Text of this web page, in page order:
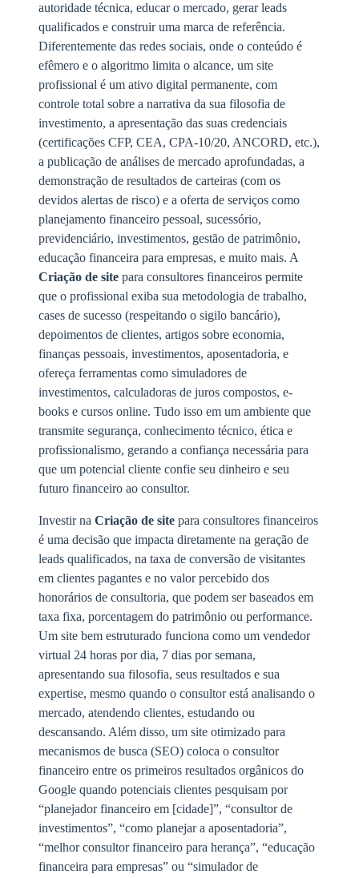
autoridade técnica, educar o mercado, gerar leads
qualificados e construir uma marca de referência.
Diferentemente das redes sociais, onde o conteúdo é
efêmero e o algoritmo limita o alcance, um site
profissional é um ativo digital permanente, com
controle total sobre a narrativa da sua filosofia de
investimento, a apresentação das suas credenciais
(certificações CFP, CEA, CPA-10/20, ANCORD, etc.),
a publicação de análises de mercado aprofundadas, a
demonstração de resultados de carteiras (com os
devidos alertas de risco) e a oferta de serviços como
planejamento financeiro pessoal, sucessório,
previdenciário, investimentos, gestão de patrimônio,
educação financeira para empresas, e muito mais. A
Criação de site para consultores financeiros permite
que o profissional exiba sua metodologia de trabalho,
cases de sucesso (respeitando o sigilo bancário),
depoimentos de clientes, artigos sobre economia,
finanças pessoais, investimentos, aposentadoria, e
ofereça ferramentas como simuladores de
investimentos, calculadoras de juros compostos, e-
books e cursos online. Tudo isso em um ambiente que
transmite segurança, conhecimento técnico, ética e
profissionalismo, gerando a confiança necessária para
que um potencial cliente confie seu dinheiro e seu
futuro financeiro ao consultor.
Investir na Criação de site para consultores financeiros
é uma decisão que impacta diretamente na geração de
leads qualificados, na taxa de conversão de visitantes
em clientes pagantes e no valor percebido dos
honorários de consultoria, que podem ser baseados em
taxa fixa, porcentagem do patrimônio ou performance.
Um site bem estruturado funciona como um vendedor
virtual 24 horas por dia, 7 dias por semana,
apresentando sua filosofia, seus resultados e sua
expertise, mesmo quando o consultor está analisando o
mercado, atendendo clientes, estudando ou
descansando. Além disso, um site otimizado para
mecanismos de busca (SEO) coloca o consultor
financeiro entre os primeiros resultados orgânicos do
Google quando potenciais clientes pesquisam por
“planejador financeiro em [cidade]”, “consultor de
investimentos”, “como planejar a aposentadoria”,
“melhor consultor financeiro para herança”, “educação
financeira para empresas” ou “simulador de